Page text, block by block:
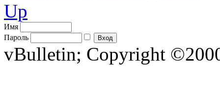
Up
Имя
Пароль
vBulletin; Copyright